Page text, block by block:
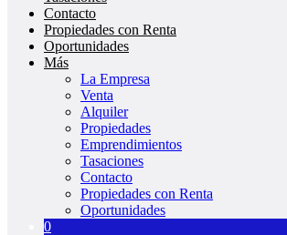
Contacto
Propiedades con Renta
Oportunidades
Más
La Empresa
Venta
Alquiler
Propiedades
Emprendimientos
Tasaciones
Contacto
Propiedades con Renta
Oportunidades
0